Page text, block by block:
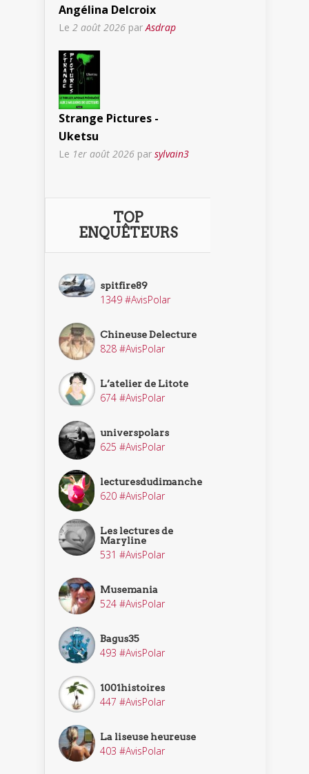
Angélina Delcroix
Le 2 août 2026 par Asdrap
Strange Pictures -
Uketsu
Le 1er août 2026 par sylvain3
TOP
ENQUÊTEURS
spitfire89
1349 #AvisPolar
Chineuse Delecture
828 #AvisPolar
L’atelier de Litote
674 #AvisPolar
universpolars
625 #AvisPolar
lecturesdudimanche
620 #AvisPolar
Les lectures de
Maryline
531 #AvisPolar
Musemania
524 #AvisPolar
Bagus35
493 #AvisPolar
1001histoires
447 #AvisPolar
La liseuse heureuse
403 #AvisPolar